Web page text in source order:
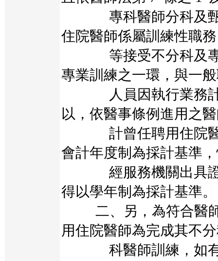
專科醫師分科及甄
住院醫師係屬訓練性職
等接受不分科及專
專業訓練之一環，與一
人員因執行業務計
以，依醫事條例進用之
計曾任聘用住院醫
會計年度制為採計基準
經服務機關出具證
得以學年制為採計基準。
二、另，為符合醫師
用住院醫師為完成其不
科醫師訓練，如有